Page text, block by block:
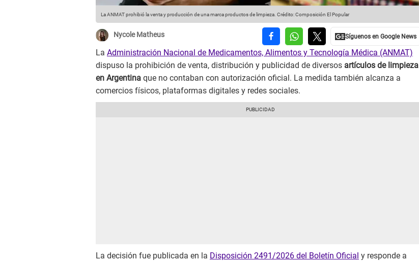
La ANMAT prohibió la venta y producción de una marca productos de limpieza. Crédito: Composición El Popular
Nycole Matheus
La Administración Nacional de Medicamentos, Alimentos y Tecnología Médica (ANMAT)
dispuso la prohibición de venta, distribución y publicidad de diversos artículos de limpieza
en Argentina que no contaban con autorización oficial. La medida también alcanza a
comercios físicos, plataformas digitales y redes sociales.
La decisión fue publicada en la Disposición 2491/2026 del Boletín Oficial y responde a